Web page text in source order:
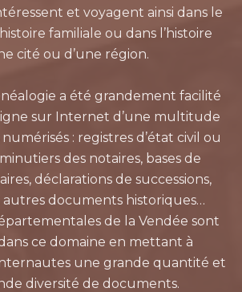
et voyagent ainsi dans le
familiale ou dans l’histoire
cité ou d’une région.
a été grandement facilité
sur Internet d’une multitude
: registres d’état civil ou
des notaires, bases de
déclarations de successions,
autres documents historiques…
de la Vendée sont
ce domaine en mettant à
une grande quantité et
diversité de documents.